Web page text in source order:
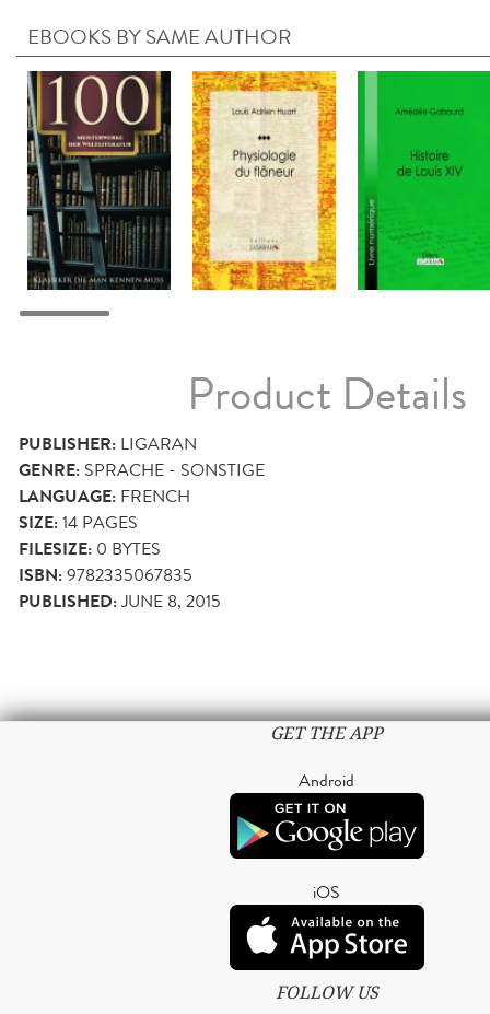
EBOOKS BY SAME AUTHOR
Product Details
PUBLISHER: LIGARAN
GENRE: SPRACHE - SONSTIGE
LANGUAGE: FRENCH
SIZE:14 PAGES
FILESIZE: 0 BYTES
ISBN:9782335067835
PUBLISHED:JUNE 8, 2015
GET THE APP
Android
iOS
FOLLOW US